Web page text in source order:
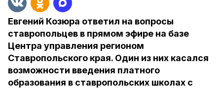
Евгений Козюра ответил на вопросы
ставропольцев в прямом эфире на базе
Центра управления регионом
Ставропольского края. Один из них касался
возможности введения платного
образования в ставропольских школах с